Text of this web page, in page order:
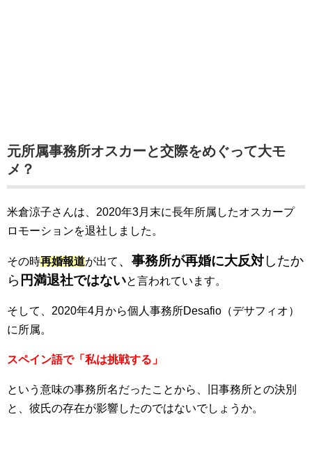
元所属事務所オスカーと交際をめぐって大モ
メ？
米倉涼子さんは、2020年3月末に長年所属したオスカープ
ロモーションを退社しました。
その時再婚報道が出て 、 事務所が再婚に大反対したか
ら 円満退社ではないと言われています。
そして、2020年4月から個人事務所Desafio（デサフィオ）
に所属。
スペイン語で「私は挑戦する」
という意味の事務所名だったことから、旧事務所との決別
と、彼氏の存在が影響したのではないでしょうか。